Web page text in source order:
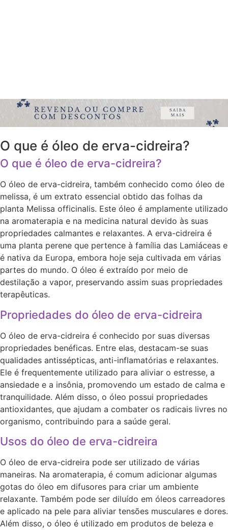
O que é óleo de erva-cidreira?
O que é óleo de erva-cidreira?
O óleo de erva-cidreira, também conhecido como óleo de
melissa, é um extrato essencial obtido das folhas da
planta Melissa officinalis. Este óleo é amplamente utilizado
na aromaterapia e na medicina natural devido às suas
propriedades calmantes e relaxantes. A erva-cidreira é
uma planta perene que pertence à família das Lamiáceas e
é nativa da Europa, embora hoje seja cultivada em várias
partes do mundo. O óleo é extraído por meio de
destilação a vapor, preservando assim suas propriedades
terapêuticas.
Propriedades do óleo de erva-cidreira
O óleo de erva-cidreira é conhecido por suas diversas
propriedades benéficas. Entre elas, destacam-se suas
qualidades antissépticas, anti-inflamatórias e relaxantes.
Ele é frequentemente utilizado para aliviar o estresse, a
ansiedade e a insônia, promovendo um estado de calma e
tranquilidade. Além disso, o óleo possui propriedades
antioxidantes, que ajudam a combater os radicais livres no
organismo, contribuindo para a saúde geral.
Usos do óleo de erva-cidreira
O óleo de erva-cidreira pode ser utilizado de várias
maneiras. Na aromaterapia, é comum adicionar algumas
gotas do óleo em difusores para criar um ambiente
relaxante. Também pode ser diluído em óleos carreadores
e aplicado na pele para aliviar tensões musculares e dores.
Além disso, o óleo é utilizado em produtos de beleza e